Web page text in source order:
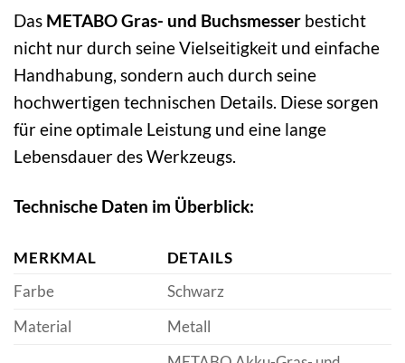
Das METABO Gras- und Buchsmesser besticht
nicht nur durch seine Vielseitigkeit und einfache
Handhabung, sondern auch durch seine
hochwertigen technischen Details. Diese sorgen
für eine optimale Leistung und eine lange
Lebensdauer des Werkzeugs.
Technische Daten im Überblick:
MERKMAL
DETAILS
Farbe
Schwarz
Material
Metall